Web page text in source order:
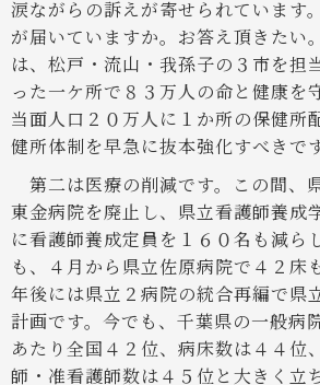
涙ながらの訴えが寄せられています
が届いていますか。お答え頂きたい
は、松戸・流山・我孫子の３市を担
った一ケ所で８３万人の命と健康を
当面人口２０万人に１か所の保健所
健所体制を早急に抜本強化すべきで
第二は医療の削減です。この間、
東金病院を廃止し、県立看護師養成
に看護師養成定員を１６０名も減ら
も、４月から県立佐原病院で４２床
年後には県立２病院の統合再編で県
計画です。今でも、千葉県の一般病
あたり全国４２位、病床数は４４位
師・准看護師数は４５位と大きく立